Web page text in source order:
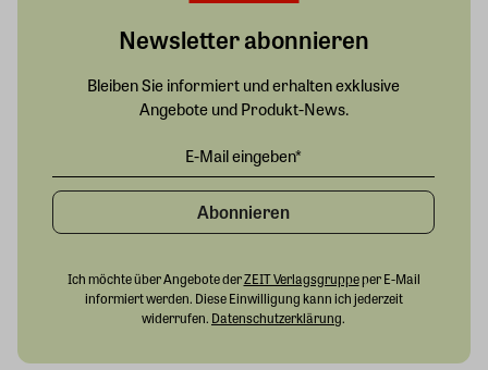
Newsletter abonnieren
Bleiben Sie informiert und erhalten exklusive
Angebote und Produkt-News.
Abonnieren
Ich möchte über Angebote derZEIT Verlagsgruppeper E-Mail
informiert werden. Diese Einwilligung kann ich jederzeit
widerrufen. Datenschutzerklärung.